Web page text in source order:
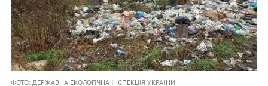
ФОТО: ДЕРЖАВНА ЕКОЛОГІЧНА ІНСПЕКЦІЯ УКРАЇНИ